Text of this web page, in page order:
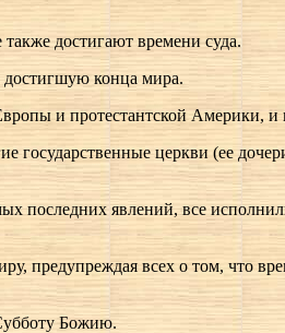
достигают времени суда.
конца мира.
и протестантской Америки, и
государственные церкви (ее
явлений, все
предупреждая всех о том, что
Божию.